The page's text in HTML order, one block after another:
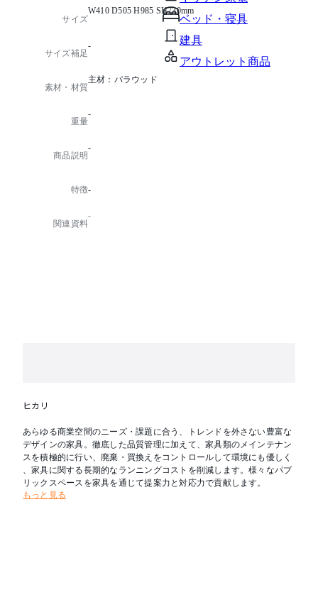
ベッド・寝具
建具
アウトレット商品
サイズ
W410 D505 H985 SH730mm
サイズ補足
-
素材・材質
主材：パラウッド
重量
-
商品説明
-
特徴-
関連資料
-
ヒカリ
あらゆる商業空間のニーズ・課題に合う、トレンドを外さない豊富な
デザインの家具。徹底した品質管理に加えて、家具類のメインテナン
スを積極的に行い、廃棄・買換えをコントロールして環境にも優しく
、家具に関する長期的なランニングコストを削減します。様々なパブ
リックスペースを家具を通じて提案力と対応力で貢献します。
もっと見る